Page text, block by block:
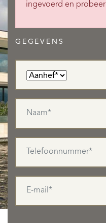
ingevoerd en
GEGEVENS
AANBOD